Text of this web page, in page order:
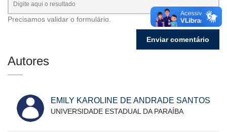
Precisamos validar o formulário.
Autores
EMILY KAROLINE DE ANDRADE SANTOS
UNIVERSIDADE ESTADUAL DA PARAÍBA